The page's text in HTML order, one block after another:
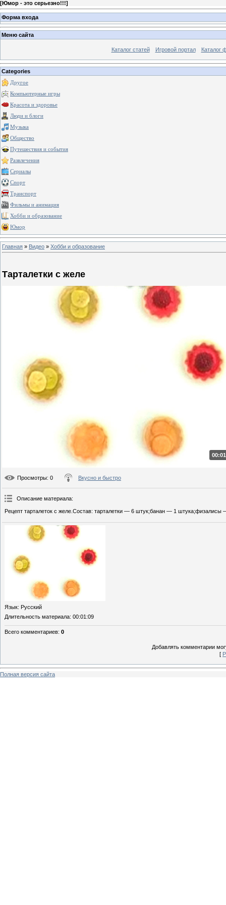
[Юмор - это серьезно!!!]
Форма входа
Меню сайта
Каталог статей Игровой портал Каталог
Categories
Другое
Компьютерные игры
Красота и здоровье
Люди и блоги
Музыка
Общество
Путешествия и события
Развлечения
Сериалы
Спорт
Транспорт
Фильмы и анимация
Хобби и образование
Юмор
Главная » Видео » Хобби и образование
Тарталетки с желе
Просмотры: 0 Вкусно и быстро
Описание материала:
Рецепт тарталеток с желе.Состав: тарталетки — 6 штук;банан — 1
Язык: Русский
Длительность материала: 00:01:09
Всего комментариев: 0
Добавлять комментарии
[
Полная версия сайта